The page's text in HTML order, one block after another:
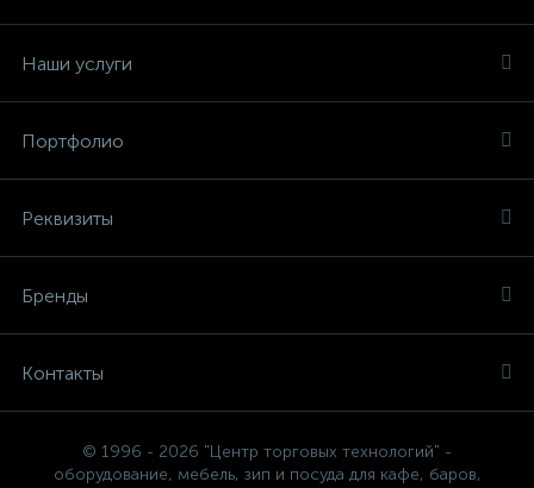
Наши услуги
Портфолио
Реквизиты
Бренды
Контакты
© 1996 - 2026 "Центр торговых технологий" -
оборудование, мебель, зип и посуда для кафе, баров,